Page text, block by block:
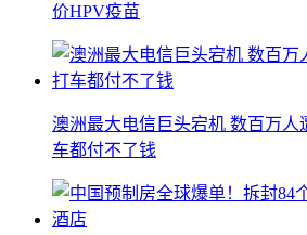
价HPV疫苗
澳洲最大电信巨头宕机 数百万人
车都付不了钱